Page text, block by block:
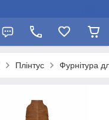
Плінтус Фурнітура